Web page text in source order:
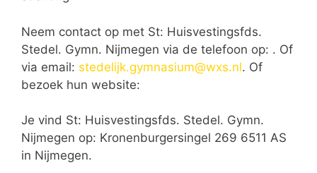
Neem contact op met St: Huisvestingsfds.
Stedel. Gymn. Nijmegen via de telefoon op: . Of
via email: stedelijk.gymnasium@wxs.nl. Of
bezoek hun website:
Je vind St: Huisvestingsfds. Stedel. Gymn.
Nijmegen op: Kronenburgersingel 269 6511 AS
in Nijmegen.